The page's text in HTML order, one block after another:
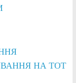
НА ТОТ